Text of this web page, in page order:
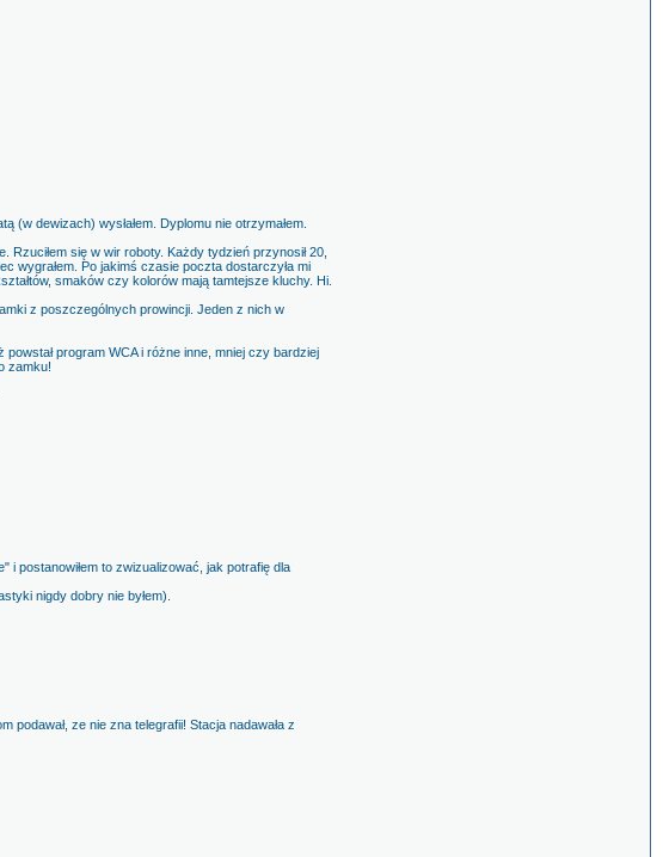
(w dewizach) wysłałem. Dyplomu nie otrzymałem.
się w wir roboty. Każdy tydzień przynosił 20,
wygrałem. Po jakimś czasie poczta dostarczyła mi
smaków czy kolorów mają tamtejsze kluchy. Hi.
z poszczególnych prowincji. Jeden z nich w
program WCA i różne inne, mniej czy bardziej
zamku!
i postanowiłem to zwizualizować, jak potrafię dla
nigdy dobry nie byłem).
ze nie zna telegrafii! Stacja nadawała z